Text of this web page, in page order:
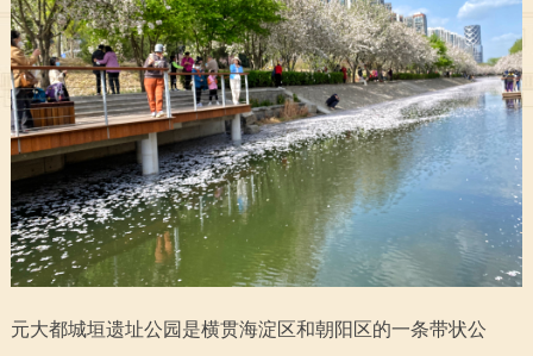
参与调查 在线访谈 图说互动
走进北京
北京概况 十六区概览 人文北京
绿色北京 图说北京 视频北京
元大都城垣遗址公园是横贯海淀区和朝阳区的一条带状公